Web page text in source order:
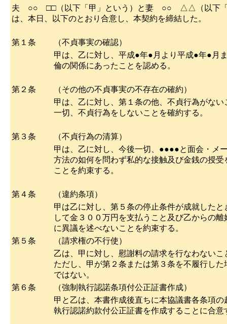
夫 ○○ □□（以下「甲」という）と妻 ○○ △△（以下「
は、本日、以下のとおり合意し、本契約を締結した。
第１条
（不貞事実の確認）
甲は、乙に対し、平成●年●月より平成●年●月
倫の関係にあったことを認める。
第２条
（その他の不貞事実の不存在の確約）
甲は、乙に対し、第１条の他、不貞行為がない
一切、不貞行為をしないことを確約する。
第３条
（不貞行為の清算）
甲は、乙に対し、今後一切、●●●●と面会・メ
方法の如何を問わず私的な接触及び金銭の授受
ことを約束する。
第４条
（違約条項）
甲は乙に対し、第５条の停止条件が成就したと
して金３００万円を支払うこと及び乙からの離
に異議を述べないことを約束する。
第５条
（請求権の不行使）
乙は、甲に対し、慰謝料の請求を行なわないこ
ただし、甲が第２条または第３条を不履行した
ではない。
第６条
（強制執行認諾条項付公正証書作成）
甲と乙は、本書作成後直ちに本協議書各条項の
執行認諾約款付公正証書を作成することに合意